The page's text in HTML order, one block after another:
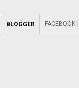
BLOGGER FACEBOOK: